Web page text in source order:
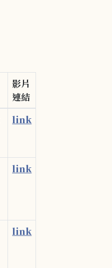
影片
連結
link
link
link